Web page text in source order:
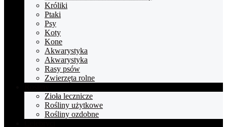
Króliki
Ptaki
Psy
Koty
Kone
Akwarystyka
Akwarystyka
Rasy psów
Zwierzęta rolne
Zioła lecznicze
Rośliny użytkowe
Rośliny ozdobne